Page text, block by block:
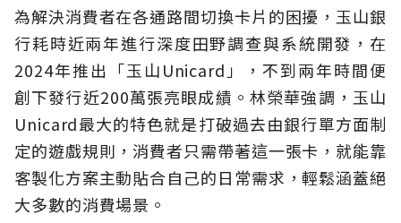
為解決消費者在各通路間切換卡片的困擾，玉山銀
行耗時近兩年進行深度田野調查與系統開發，在
2024年推出「玉山Unicard」，不到兩年時間便
創下發行近200萬張亮眼成績。林榮華強調，玉山
Unicard最大的特色就是打破過去由銀行單方面制
定的遊戲規則，消費者只需帶著這一張卡，就能靠
客製化方案主動貼合自己的日常需求，輕鬆涵蓋絕
大多數的消費場景。